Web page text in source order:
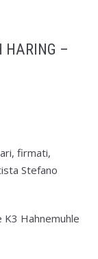
HARING –
firmati,
Stefano
K3 Hahnemuhle